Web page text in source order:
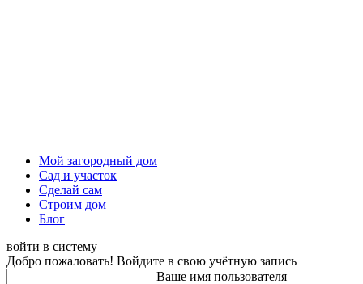
Мой загородный дом
Сад и участок
Сделай сам
Строим дом
Блог
войти в систему
Добро пожаловать! Войдите в свою учётную запись
Ваше имя пользователя